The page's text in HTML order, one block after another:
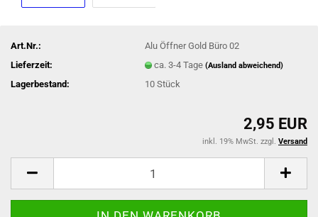
Art.Nr.:
Alu Öffner Gold Büro 02
Lieferzeit:
ca. 3-4 Tage(Ausland abweichend)
Lagerbestand: 10Stück
2,95 EUR
inkl. 19% MwSt. zzgl. Versand